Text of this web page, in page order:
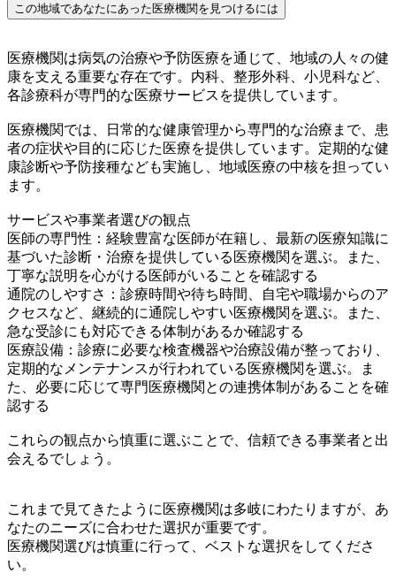
この地域であなたにあった医療機関を見つけるには
医療機関は病気の治療や予防医療を通じて、地域の人々の健
康を支える重要な存在です。内科、整形外科、小児科など、
各診療科が専門的な医療サービスを提供しています。
医療機関では、日常的な健康管理から専門的な治療まで、患
者の症状や目的に応じた医療を提供しています。定期的な健
康診断や予防接種なども実施し、地域医療の中核を担ってい
ます。
サービスや事業者選びの観点
医師の専門性：経験豊富な医師が在籍し、最新の医療知識に
基づいた診断・治療を提供している医療機関を選ぶ。また、
丁寧な説明を心がける医師がいることを確認する
通院のしやすさ：診療時間や待ち時間、自宅や職場からのア
クセスなど、継続的に通院しやすい医療機関を選ぶ。また、
急な受診にも対応できる体制があるか確認する
医療設備：診療に必要な検査機器や治療設備が整っており、
定期的なメンテナンスが行われている医療機関を選ぶ。ま
た、必要に応じて専門医療機関との連携体制があることを確
認する
これらの観点から慎重に選ぶことで、信頼できる事業者と出
会えるでしょう。
これまで見てきたように医療機関は多岐にわたりますが、あ
なたのニーズに合わせた選択が重要です。
医療機関選びは慎重に行って、ベストな選択をしてくださ
い。